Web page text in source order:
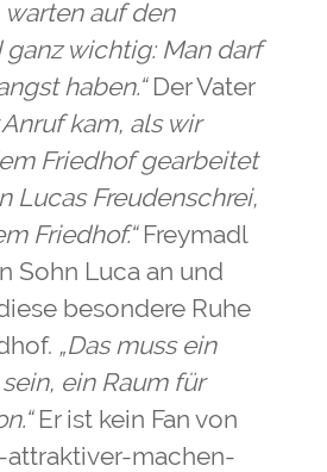
auf den
ganz wichtig: Man darf
haben.“Der Vater
kam, als wir
Friedhof gearbeitet
Lucas Freudenschrei,
Friedhof.“ Freymadl
Sohn Luca an und
besondere Ruhe
„Das muss ein
ein Raum für
Er ist kein Fan von
attraktiver-machen-